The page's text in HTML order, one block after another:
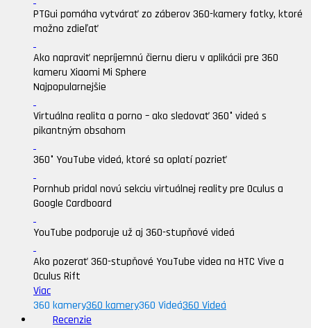
PTGui pomáha vytvárať zo záberov 360-kamery fotky, ktoré
možno zdieľať
Ako napraviť nepríjemnú čiernu dieru v aplikácii pre 360
kameru Xiaomi Mi Sphere
Najpopularnejšie
Virtuálna realita a porno – ako sledovať 360° videá s
pikantným obsahom
360° YouTube videá, ktoré sa oplatí pozrieť
Pornhub pridal novú sekciu virtuálnej reality pre Oculus a
Google Cardboard
YouTube podporuje už aj 360-stupňové videá
Ako pozerať 360-stupňové YouTube videa na HTC Vive a
Oculus Rift
Viac
360 kamery360 kamery360 Videá360 Videá
Recenzie